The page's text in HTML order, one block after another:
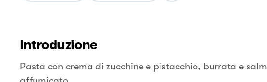
Introduzione
Pasta con crema di zucchine e pistacchio, burrata e